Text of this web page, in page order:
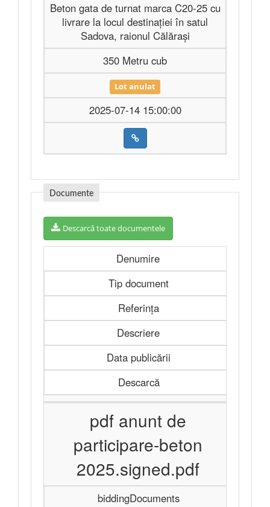
Beton gata de turnat marca C20-25 cu
livrare la locul destinației în satul
Sadova, raionul Călărași
350 Metru cub
Lot anulat
2025-07-14 15:00:00
Documente
Descarcă toate documentele
Denumire
Tip document
Referința
Descriere
Data publicării
Descarcă
pdf anunt de
participare-beton
2025.signed.pdf
biddingDocuments